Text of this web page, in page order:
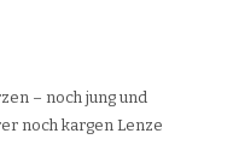
– noch jung und
noch kargen Lenze